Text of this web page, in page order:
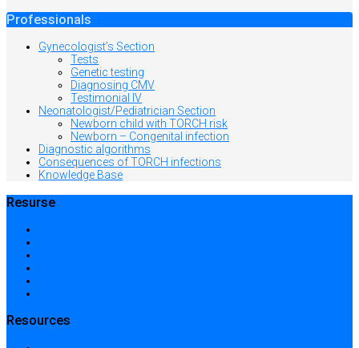
Professionals
Gynecologist’s Section
Tests
Genetic testing
Diagnosing CMV
Testimonial IV
Neonatologist/Pediatrician Section
Newborn child with TORCH risk
Newborn – Congenital infection
Diagnostic algorithms
Consequences of TORCH infections
Knowledge Base
Resurse
Resources